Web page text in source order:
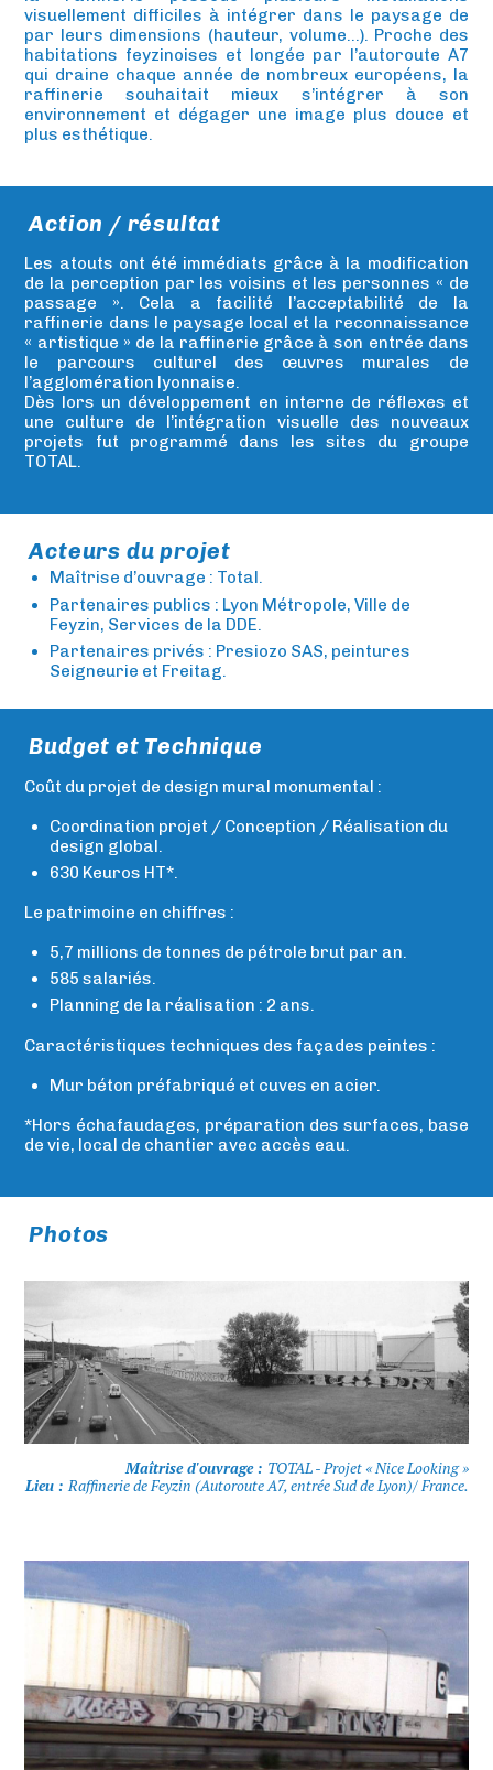
visuellement difficiles à intégrer dans le paysage de
par leurs dimensions (hauteur, volume…). Proche des
habitations feyzinoises et longée par l’autoroute A7
qui draine chaque année de nombreux européens, la
raffinerie souhaitait mieux s’intégrer à son
environnement et dégager une image plus douce et
plus esthétique.
Action / résultat
Les atouts ont été immédiats grâce à la modification
de la perception par les voisins et les personnes « de
passage ». Cela a facilité l’acceptabilité de la
raffinerie dans le paysage local et la reconnaissance
« artistique » de la raffinerie grâce à son entrée dans
le parcours culturel des œuvres murales de
l’agglomération lyonnaise.
Dès lors un développement en interne de réflexes et
une culture de l’intégration visuelle des nouveaux
projets fut programmé dans les sites du groupe
TOTAL.
Acteurs du projet
Maîtrise d’ouvrage : Total.
Partenaires publics : Lyon Métropole, Ville de
Feyzin, Services de la DDE.
Partenaires privés : Presiozo SAS, peintures
Seigneurie et Freitag.
Budget et Technique
Coût du projet de design mural monumental :
Coordination projet / Conception / Réalisation du
design global.
630 Keuros HT*.
Le patrimoine en chiffres :
5,7 millions de tonnes de pétrole brut par an.
585 salariés.
Planning de la réalisation : 2 ans.
Caractéristiques techniques des façades peintes :
Mur béton préfabriqué et cuves en acier.
*Hors échafaudages, préparation des surfaces, base
de vie, local de chantier avec accès eau.
Photos
Maîtrise d'ouvrage : TOTAL - Projet « Nice Looking »
Lieu :Raffinerie de Feyzin (Autoroute A7, entrée Sud de Lyon)/ France.